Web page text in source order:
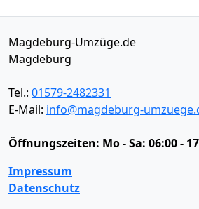
Magdeburg-Umzüge.de
Magdeburg
Tel.: 01579-2482331
E-Mail: info@magdeburg-
Öffnungszeiten: Mo - Sa: 06:00 -
Impressum
Datenschutz